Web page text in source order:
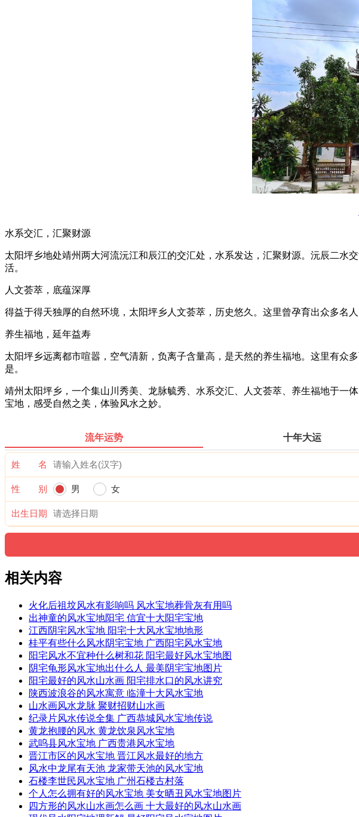
水系交汇，汇聚财源
太阳坪乡地处靖州两大河流沅江和辰江的交汇处，水系发达，汇聚财源。沅辰二水
活。
人文荟萃，底蕴深厚
得益于得天独厚的自然环境，太阳坪乡人文荟萃，历史悠久。这里曾孕育出众多名
养生福地，延年益寿
太阳坪乡远离都市喧嚣，空气清新，负离子含量高，是天然的养生福地。这里有众
是。
靖州太阳坪乡，一个集山川秀美、龙脉毓秀、水系交汇、人文荟萃、养生福地于一
宝地，感受自然之美，体验风水之妙。
流年运势 十年大运
姓 名
性 别 男 女
出生日期
相关内容
火化后祖坟风水有影响吗 风水宝地葬骨灰有用吗
出神童的风水宝地阳宅 信宜十大阳宅宝地
江西阴宅风水宝地 阳宅十大风水宝地地形
桂平有些什么风水阴宅宝地 广西阳宅风水宝地
阳宅风水不宜种什么树和花 阳宅最好风水宝地图
阴宅龟形风水宝地出什么人 最美阴宅宝地图片
阳宅最好的风水山水画 阳宅排水口的风水讲究
陕西波浪谷的风水寓意 临潼十大风水宝地
山水画风水龙脉 聚财招财山水画
纪录片风水传说全集 广西恭城风水宝地传说
黄龙抱腰的风水 黄龙饮泉风水宝地
武呜县风水宝地 广西贵港风水宝地
晋江市区的风水宝地 晋江风水最好的地方
风水中龙尾有天池 龙家带天池的风水宝地
石楼李世民风水宝地 广州石楼古村落
个人怎么拥有好的风水宝地 美女晒丑风水宝地图片
四方形的风水山水画怎么画 十大最好的风水山水画